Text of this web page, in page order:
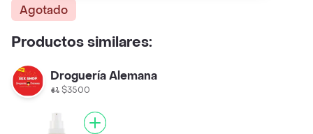
Agotado
Productos similares:
Droguería Alemana
$3500